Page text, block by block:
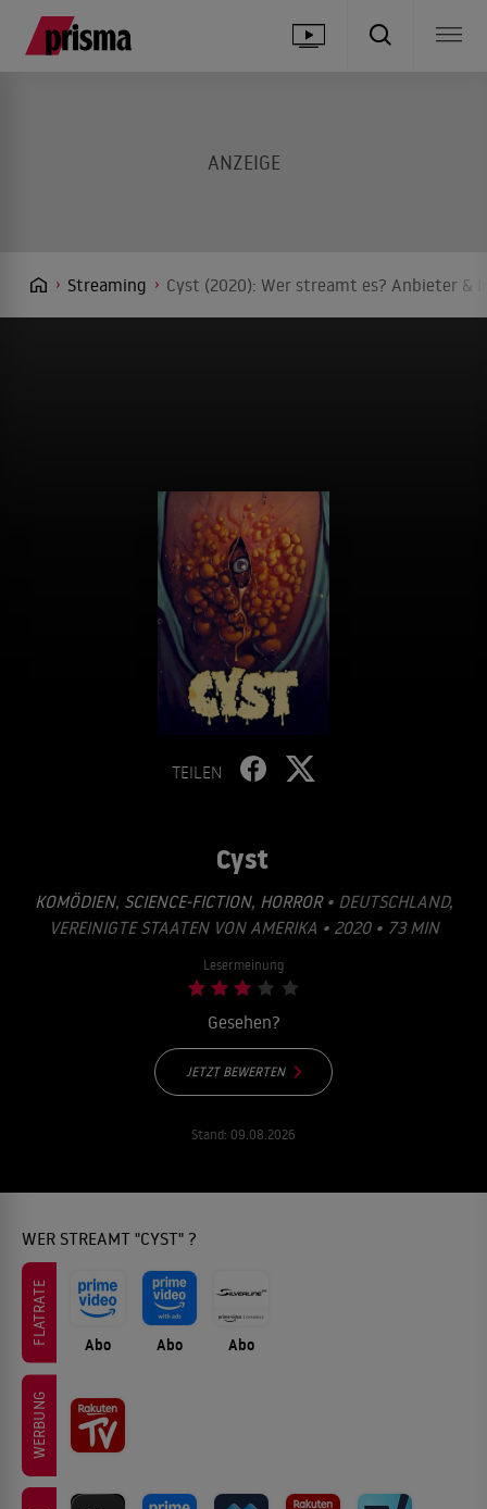
Streaming Cyst (2020): Wer streamt es? Anbieter &
TEILEN
Cyst
KOMÖDIEN, SCIENCE-FICTION, HORROR• DEUTSCHLAND,
VEREINIGTE STAATEN VON AMERIKA • 2020 • 73 MIN
Lesermeinung
Gesehen?
JETZT BEWERTEN
Stand: 09.08.2026
WER STREAMT "CYST" ?
FLATRATE Abo Abo Abo
WERBUNG